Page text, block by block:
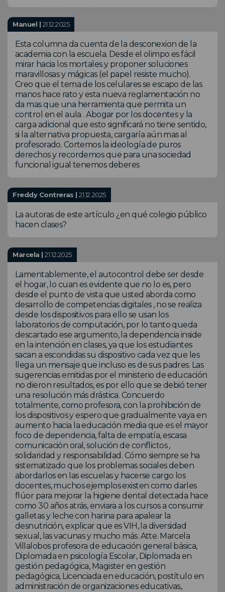
Manuel | 21.12.2025
Esta columna da cuenta de la desconexion de la
academia con la escuela. Desde el olimpo es fácil
mirar hacia los mortales y proponer soluciones
maravillosas y mágicas (el papel resiste mucho).
Creo que el tema de los celulares se escapo de las
manos hace rato y esta nueva reglamentación no
da mas que una herramienta que permita un
control en el aula . Abogar por los docentes y la
carga adicional que esto significará no tiene sentido,
si la alternativa propuesta, cargaría aún mas al
profesorado. Cortemos la ideología de puros
derechos y recordemos que para una sociedad
funcional igual tenemos deberes
Freddy Contreras |21.12.2025
La autoras de este artículo ¿en qué colegio público
hacen clases?
Marcela |21.12.2025
Lamentablemente, el autocontrol debe ser desde
el hogar, lo cuan es evidente que no lo es, pero
desde el punto de vista que usted aborda como
desarrollo de competencias digitales , no se realiza
desde los dispositivos para ello se usan los
laboratorios de computación, por lo tanto queda
descartado ese argumento, la dependencia inside
en la intención en clases, ya que los estudiantes
sacan a escondidas su dispositivo cada vez que les
llega un mensaje que incluso es de sus padres. Las
sugerencias emitidas por el ministerio de educación
no dieron resultados, es por ello que se debió tener
una resolución más drástica. Concuerdo
totalmente, como profesora, con la prohibición de
los dispositivos y espero que gradualmente vaya en
aumento hacia la educación media que es el mayor
foco de dependencia, falta de empatía, escasa
comunicación oral, solución de conflictos ,
solidaridad y responsabilidad. Cómo siempre se ha
sistematizado que los problemas sociales deben
abordarlos en las escuelas y hacerse cargo los
docentes, muchos ejemplos existen como darles
flúor para mejorar la higiene dental detectada hace
como 30 años atrás, enviara a los cursos a consumir
galletas y leche con harina para apalear la
desnutrición, explicar que es VIH, la diversidad
sexual, las vacunas y mucho más. Atte. Marcela
Villalobos profesora de educación general básica,
Diplomada en psicología Escolar, Diplomada en
gestión pedagógica, Magister en gestión
pedagógica, Licenciada en educación, postítulo en
administración de organizaciones educativas,.